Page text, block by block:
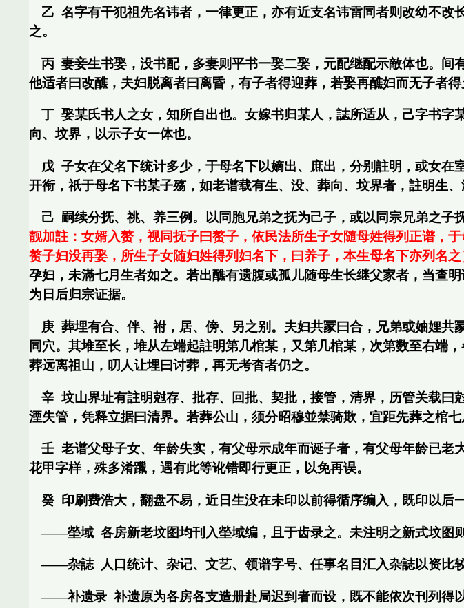
乙 名字有干犯祖先名讳者，一律更正，亦有近支名讳雷同者则改幼不
之。
丙 妻妾生书娶，没书配，多妻则平书一娶二娶，元配继配示敵体也。
他适者曰改醮，夫妇脱离者曰离昏，有子者得迎葬，若娶再醮妇而无子者
丁 娶某氏书人之女，知所自出也。女嫁书归某人，誌所适从，己字书
向、坟界，以示子女一体也。
戊 子女在父名下统计多少，于母名下以嫡出、庶出，分别註明，或女
开衔，祇于母名下书某子殇，如老谱载有生、没、葬向、坟界者，註明生、
己 嗣续分抚、祧、养三例。以同胞兄弟之抚为己子，或以同宗兄弟之子
靓加註：女婿入赘，视同抚子曰赘子，依民法所生子女随母姓得列正谱，
赘子妇没再娶，所生子女随妇姓得列妇名下，曰养子，本生母名下亦列名之
孕妇，未滿七月生者如之。若出醮有遗腹或孤儿随母生长继父家者，当查
为日后归宗证据。
庚 葬埋有合、伴、祔，居、傍、另之别。夫妇共冡曰合，兄弟或妯娌
同穴。其堆至长，堆从左端起註明第几棺某，又第几棺某，次第数至右端
葬远离祖山，叨人让埋曰讨葬，再无考杳者仍之。
辛 坟山界址有註明尅存、批存、回批、契批，接管，清界，历管关载
湮失管，凭释立据曰清界。若葬公山，须分昭穆並禁骑欺，宜距先葬之棺
壬 老谱父母子女、年龄失实，有父母示成年而诞子者，有父母年龄已
花甲字样，殊多淆躐，遇有此等讹错即行更正，以免再误。
癸 印刷费浩大，翻盘不易，近日生没在未印以前得循序编入，既印以后
——塋域 各房新老坟图均刊入塋域编，且于齿录之。未注明之新式坟图
——杂誌 人口统计、杂记、文艺、领谱字号、任事名目汇入杂誌以资比
——补遗录 补遗原为各房各支造册赴局迟到者而设，既不能依次刊列